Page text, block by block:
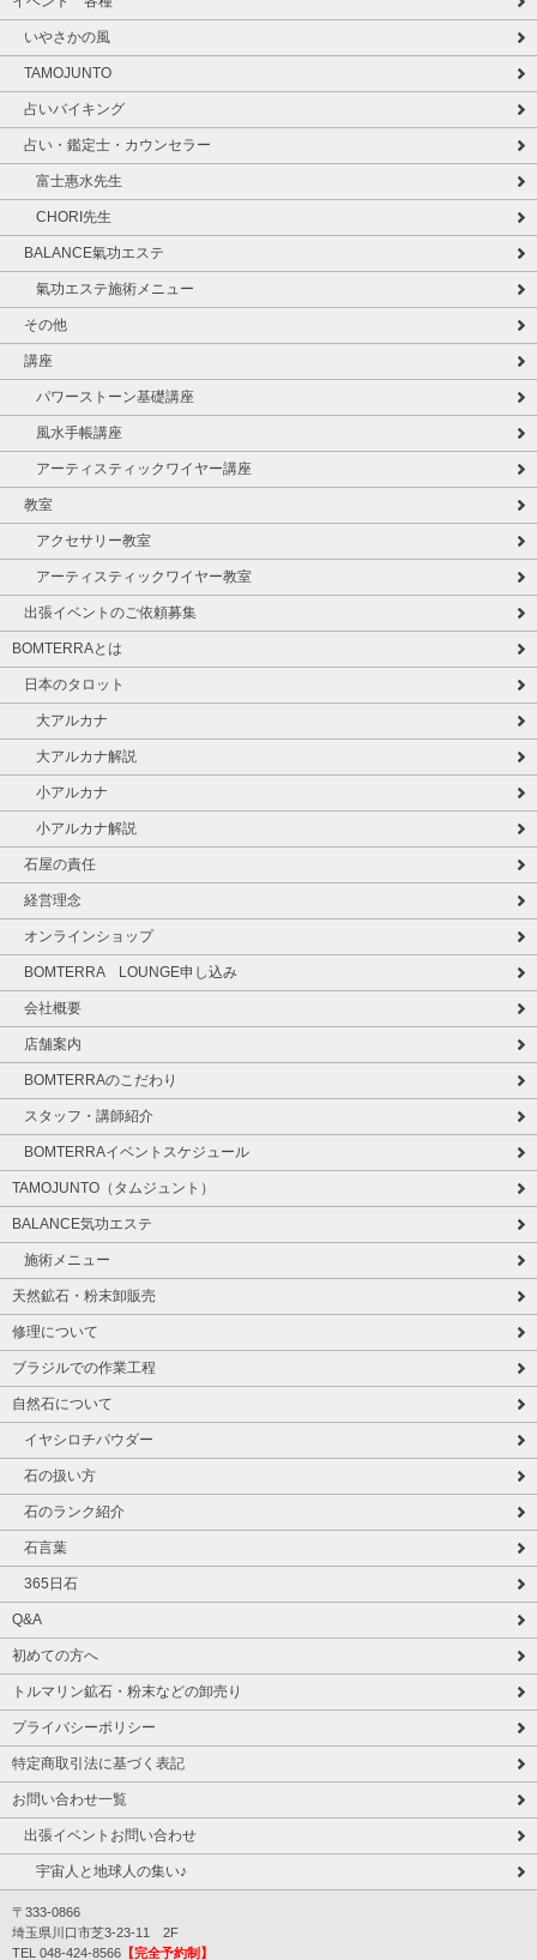
いやさかの風
TAMOJUNTO
占いバイキング
占い・鑑定士・カウンセラー
富士惠水先生
CHORI先生
BALANCE氣功エステ
氣功エステ施術メニュー
その他
講座
パワーストーン基礎講座
風水手帳講座
アーティスティックワイヤー講座
教室
アクセサリー教室
アーティスティックワイヤー教室
出張イベントのご依頼募集
BOMTERRAとは
日本のタロット
大アルカナ
大アルカナ解説
小アルカナ
小アルカナ解説
石屋の責任
経営理念
オンラインショップ
BOMTERRA LOUNGE申し込み
会社概要
店舗案内
BOMTERRAのこだわり
スタッフ・講師紹介
BOMTERRAイベントスケジュール
TAMOJUNTO（タムジュント）
BALANCE気功エステ
施術メニュー
天然鉱石・粉末卸販売
修理について
ブラジルでの作業工程
自然石について
イヤシロチパウダー
石の扱い方
石のランク紹介
石言葉
365日石
Q&A
初めての方へ
トルマリン鉱石・粉末などの卸売り
プライバシーポリシー
特定商取引法に基づく表記
お問い合わせ一覧
出張イベントお問い合わせ
宇宙人と地球人の集い♪
〒333-0866
埼玉県川口市芝3-23-11 2F
TEL 048-424-8566 【完全予約制】